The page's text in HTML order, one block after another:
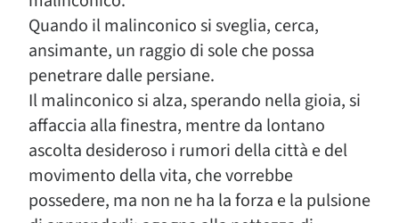
Quando il malinconico si sveglia, cerca,
ansimante, un raggio di sole che possa
penetrare dalle persiane.
Il malinconico si alza, sperando nella gioia, si
affaccia alla finestra, mentre da lontano
ascolta desideroso i rumori della città e del
movimento della vita, che vorrebbe
possedere, ma non ne ha la forza e la pulsione